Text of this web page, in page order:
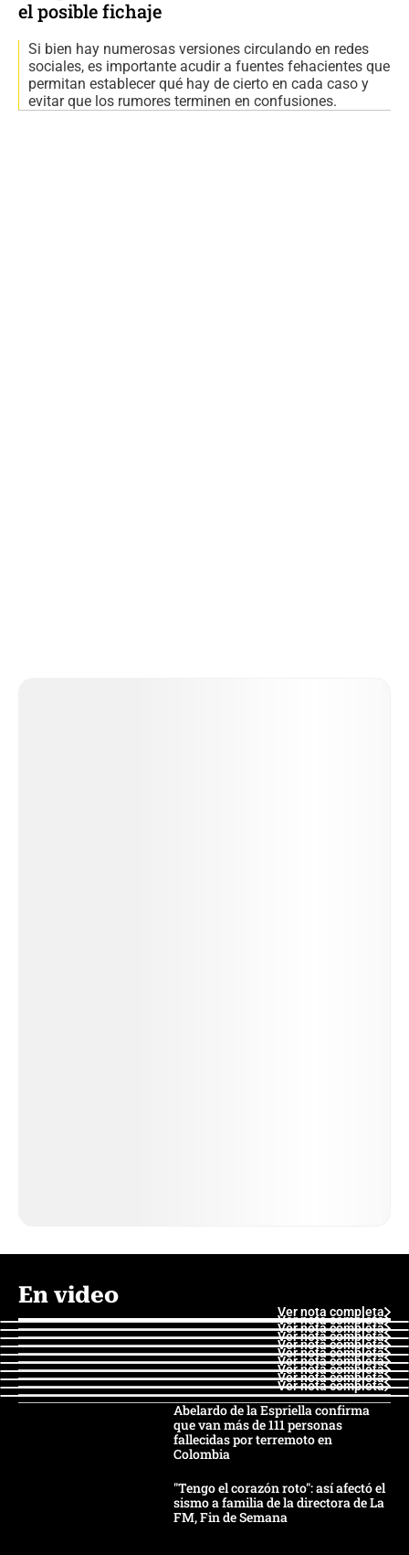
el posible fichaje
Si bien hay numerosas versiones circulando en redes
sociales, es importante acudir a fuentes fehacientes que
permitan establecer qué hay de cierto en cada caso y
evitar que los rumores terminen en confusiones.
En video
Ver nota completa
Ver nota completa
Ver nota completa
Ver nota completa
Ver nota completa
Ver nota completa
Ver nota completa
Ver nota completa
Ver nota completa
Ver nota completa
Abelardo de la Espriella confirma
que van más de 111 personas
fallecidas por terremoto en
Colombia
"Tengo el corazón roto": así afectó el
sismo a familia de la directora de La
FM, Fin de Semana